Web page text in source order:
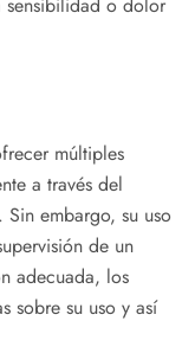
múltiples
a través del
embargo, su uso
de un
adecuada, los
sobre su uso y así